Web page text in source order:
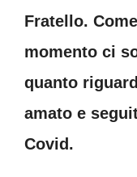
Fratello.
momento ci
quanto
amato e
Covid.